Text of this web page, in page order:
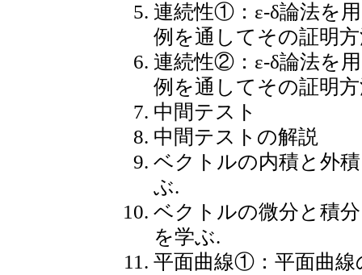
連続性①：ε-δ論法を
例を通してその証明
連続性②：ε-δ論法を
例を通してその証明
中間テスト
中間テストの解説
ベクトルの内積と外
ぶ.
ベクトルの微分と積
を学ぶ.
平面曲線①：平面曲線